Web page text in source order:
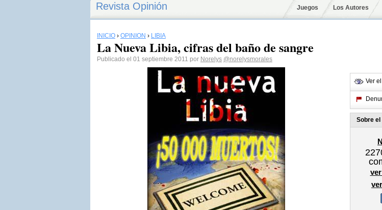
Revista Opinión Juegos Los Autores
INICIO › OPINIÓN › LIBIA
La Nueva Libia, cifras del baño de sangre
Publicado el 01 septiembre 2011 por Norelys @norelysmorales
Ver
Sobre